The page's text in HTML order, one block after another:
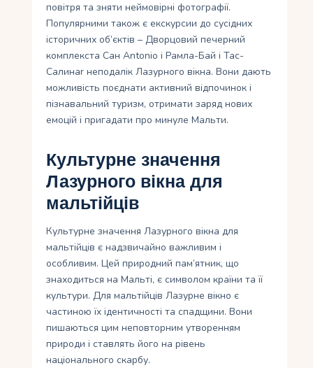
повітря та зняти неймовірні фотографії.
Популярними також є екскурсии до сусiдних
iсторичних об’єктiв – Дворцовий печерний
комплекста Сан Аntonio i Рамла-Бай і Тас-
Салинаr неподалiк Лазурного вiкна. Вони дають
можливiсть поєднати активний вiдпочинок i
пiзнавальний туризм, отримати заряд нових
емоцiй i пригадати про минуле Мальти.
Культурне значення
Лазурного вікна для
мальтійців
Культурне значення Лазурного вікна для
мальтійців є надзвичайно важливим і
особливим. Цей природний пам’ятник, що
знаходиться на Мальті, є символом країни та її
культури. Для мальтійців Лазурне вікно є
частиною їх ідентичності та спадщини. Вони
пишаються цим неповторним утворенням
природи і ставлять його на рівень
національного скарбу.